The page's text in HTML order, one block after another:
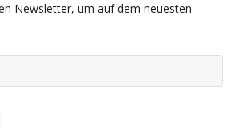
Newsletter, um auf dem neuesten